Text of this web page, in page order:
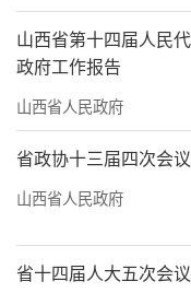
山西省第十四届人民
政府工作报告
山西省人民政府
省政协十三届四次会
山西省人民政府
省十四届人大五次会